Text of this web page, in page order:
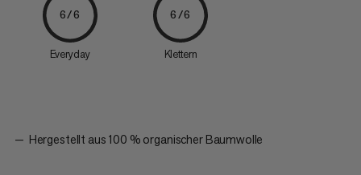
6/6
Everyday
6/6
Klettern
Hergestellt aus 100 % organischer Baumwolle